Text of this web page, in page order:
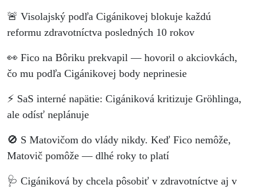
🚨 Visolajský podľa Cigánikovej blokuje každú
reformu zdravotníctva posledných 10 rokov
👀 Fico na Bôriku prekvapil — hovoril o akciovkách,
čo mu podľa Cigánikovej body neprinesie
⚡ SaS interné napätie: Cigániková kritizuje Gröhlinga,
ale odísť neplánuje
🚫 S Matovičom do vlády nikdy. Keď Fico nemôže,
Matovič pomôže — dlhé roky to platí
🩺 Cigániková by chcela pôsobiť v zdravotníctve aj v